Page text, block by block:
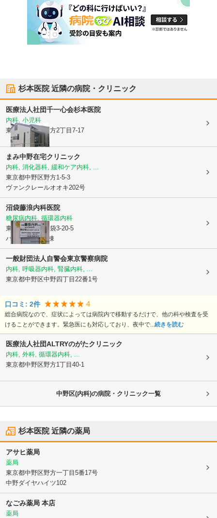
杉本医院近隣の病院・クリニック
医療法人社団千一心会杉本医院
内科, 小児科
東京都中野区野方2丁目7-17
まみ中野在宅クリニック
内科, 消化器科, 緩和ケア内科, ...
東京都中野区野方1-5-3
ヴァンクレールオオキ202号
沼袋藤浪内科医院
糖尿病内科, 循環器内科
東京都中野区 沼袋3-20-5
ハイツフジA号棟
一般財団法人自警会東京警察病院
内科, 呼吸器内科, 腎臓内科, ...
東京都中野区中野四丁目22番1号
口コミ: 2件 4
総合病院なので、症状によっては病院内で移動するだけで、他の科や検査を受
けることができます。緊急医にも対応しており、夜中で...続きを読む
医療法人社団ALTRYのがたクリニック
内科, 外科, 循環器内科, ...
東京都中野区野方1丁目40-1
中野区(内科)の病院・クリニック一覧
杉本医院近隣の薬局
アサヒ薬局
薬局
東京都中野区野方一丁目5番17号
中野ダイヤハイツ102
なごみ薬局 本店
薬局